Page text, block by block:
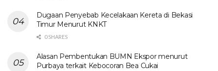
Dugaan Penyebab Kecelakaan Kereta di Bekasi
Timur Menurut KNKT
0 SHARES
Alasan Pembentukan BUMN Ekspor menurut
Purbaya terkait Kebocoran Bea Cukai